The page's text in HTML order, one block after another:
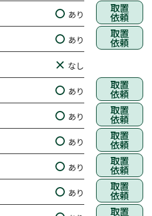
あり 取置
依頼
あり 取置
依頼
なし
あり 取置
依頼
あり 取置
依頼
あり 取置
依頼
あり 取置
依頼
あり 取置
依頼
取置